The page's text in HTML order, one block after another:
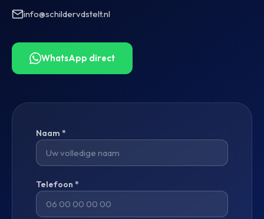
info@schildervdstelt.nl
WhatsApp direct
Naam *
Telefoon *